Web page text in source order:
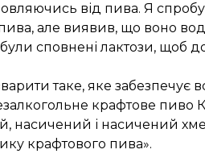
від пива. Я
але виявив, що воно
сповнені лактози, щоб
таке, яке
крафтове
насичений і насичений
крафтового пива».